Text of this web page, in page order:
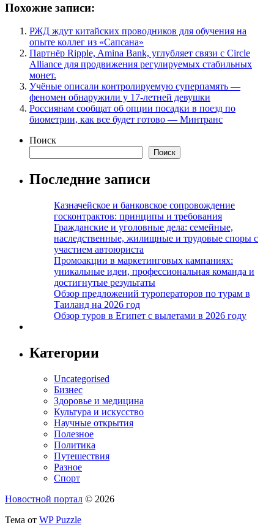
Похожие записи:
РЖД ждут китайских проводников для обучения на
опыте коллег из «Сапсана»
Партнёр Ripple, Amina Bank, углубляет связи с Circle
Alliance для продвижения регулируемых стабильных
монет.
Учёные описали контролируемую суперпамять —
феномен обнаружили у 17-летней девушки
Россиянам сообщат об опции посадки в поезд по
биометрии, как все будет готово — Минтранс
Поиск
Поиск
Последние записи
Казначейское и банковское сопровождение
госконтрактов: принципы и требования
Гражданские и уголовные дела: семейные,
наследственные, жилищные и трудовые споры с
участием автоюриста
Промоакции в маркетинговых кампаниях:
уникальные идеи, профессиональная команда и
достигнутые результаты
Обзор предложений туроператоров по турам в
Таиланд на 2026 год
Обзор туров в Египет с вылетами в 2026 году
Категории
Uncategorised
Бизнес
Здоровье и медицина
Культура и искусство
Научные открытия
Полезное
Политика
Путешествия
Разное
Спорт
Новостной портал © 2026
Тема от WP Puzzle